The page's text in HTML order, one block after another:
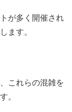
が多く開催され
ます。
これらの混雑を
。